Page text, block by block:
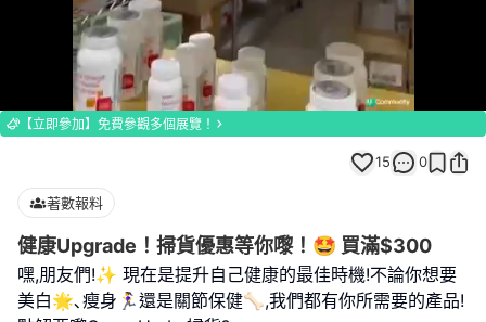
Loaded
100.00%
【立即參加】免費參觀多個展覽！
15 0
著數報料
健康Upgrade！掃貨優惠等你嚟！🤩 買滿$300
嘿,朋友們!✨ 現在是提升自己健康的最佳時機!不論你想要
美白🌟､瘦身🏃‍♀️還是關節保健🦴,我們都有你所需要的產品!